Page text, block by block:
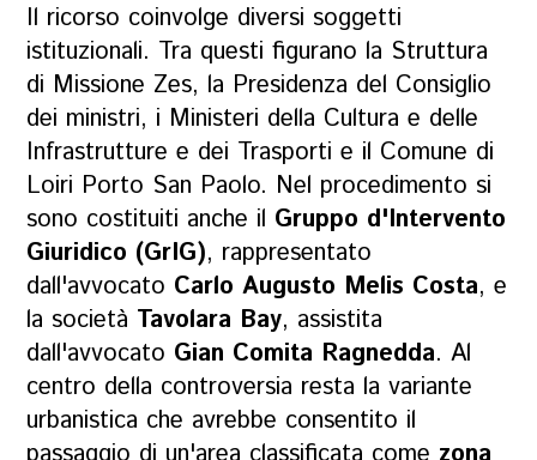
Il ricorso coinvolge diversi soggetti
istituzionali. Tra questi figurano la Struttura
di Missione Zes, la Presidenza del Consiglio
dei ministri, i Ministeri della Cultura e delle
Infrastrutture e dei Trasporti e il Comune di
Loiri Porto San Paolo. Nel procedimento si
sono costituiti anche il Gruppo d'Intervento
Giuridico (GrIG), rappresentato
dall'avvocato Carlo Augusto Melis Costa, e
la società Tavolara Bay, assistita
dall'avvocato Gian Comita Ragnedda. Al
centro della controversia resta la variante
urbanistica che avrebbe consentito il